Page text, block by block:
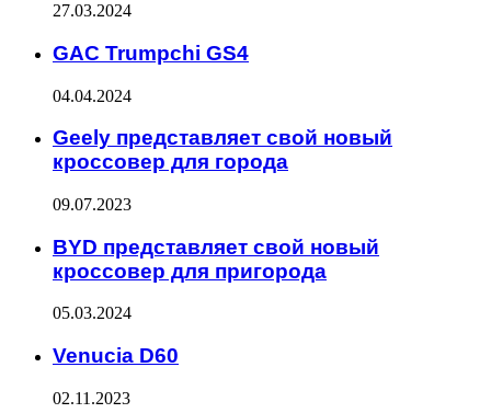
27.03.2024
GAC Trumpchi GS4
04.04.2024
Geely представляет свой новый
кроссовер для города
09.07.2023
BYD представляет свой новый
кроссовер для пригорода
05.03.2024
Venucia D60
02.11.2023